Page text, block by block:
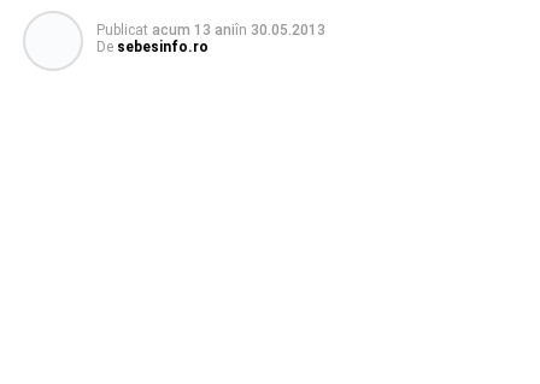
Publicat acum 13 aniîn 30.05.2013
De sebesinfo.ro